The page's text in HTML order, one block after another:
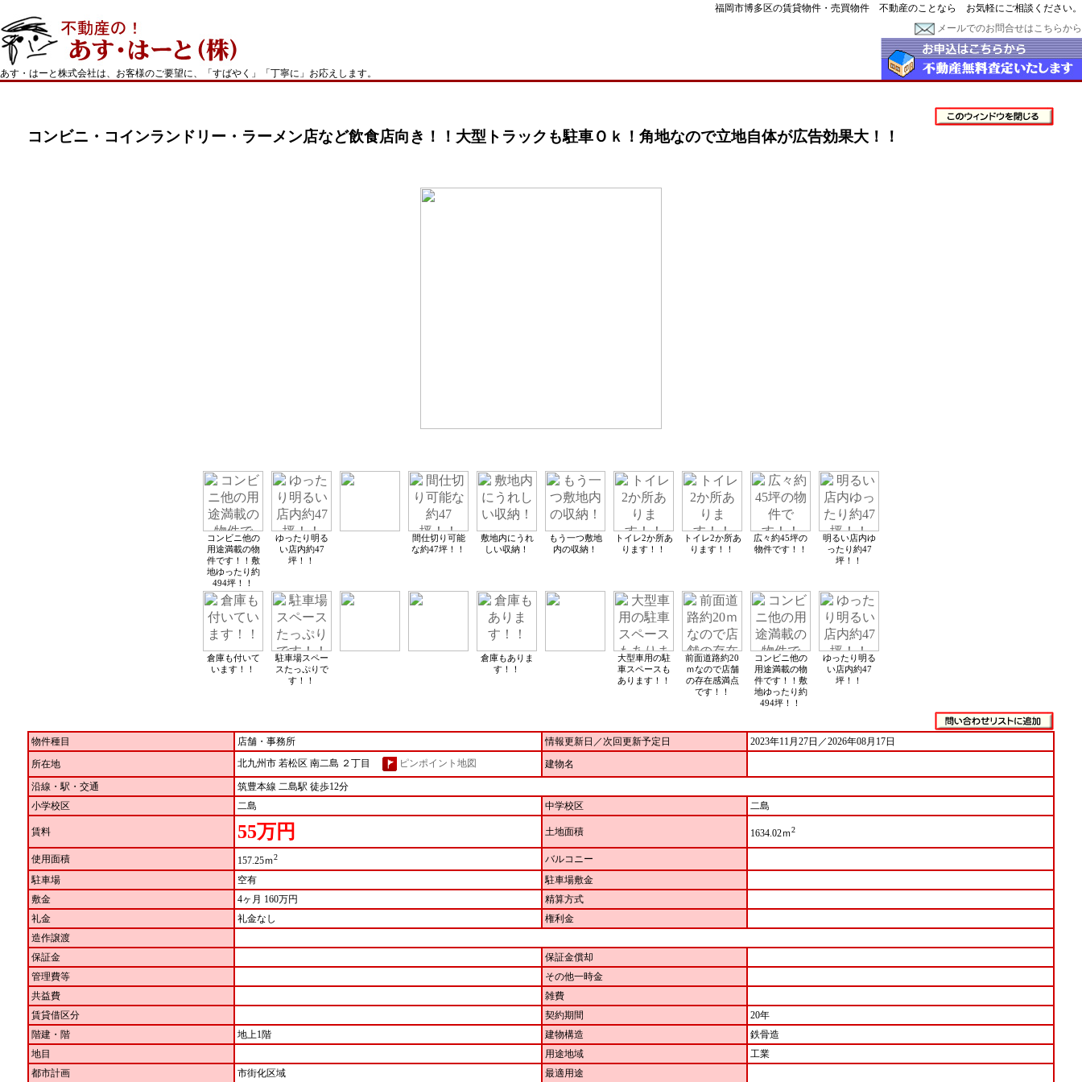
福岡市博多区の賃貸物件・売買物件 不動産のことなら お気軽にご相談ください。
あす・はーと株式会社は、お客様のご要望に、「すばやく」「丁寧に」お応えします。
メールでのお問合せはこちらから
コンビニ・コインランドリー・ラーメン店など飲食店向き！！大型トラックも駐車Ｏｋ！角地なので立地自体が広告効果大！！
コンビニ他の
用途満載の物
件です！！敷
地ゆったり約
494坪！！
ゆったり明る
い店内約47
坪！！
間仕切り可能
な約47坪！！
敷地内にうれ
しい収納！
もう一つ敷地
内の収納！
トイレ2か所あ
ります！！
トイレ2か所あ
ります！！
広々約45坪の
物件です！！
明るい店内ゆ
ったり約47
坪！！
倉庫も付いて
います！！
駐車場スペー
スたっぷりで
す！！
倉庫もありま
す！！
大型車用の駐
車スペースも
あります！！
前面道路約20
ｍなので店舗
の存在感満点
です！！
コンビニ他の
用途満載の物
件です！！敷
地ゆったり約
494坪！！
ゆったり明る
い店内約47
坪！！
物件種目 店舗・事務所 情報更新日／次回更新予定日
2023年11月27日／2026年08月17日
所在地
北九州市 若松区 南二島 ２丁目 ピンポイント地図
建物名
沿線・駅・交通
筑豊本線 二島駅 徒歩12分
小学校区
二島 中学校区 二島
賃料 55万円 土地面積 1634.02ｍ2
使用面積 157.25ｍ2
バルコニー
駐車場
空有
駐車場敷金
敷金
4ヶ月 160万円
精算方式
礼金
礼金なし
権利金
造作譲渡
保証金
保証金償却
管理費等
その他一時金
共益費
雑費
賃貸借区分
契約期間
20年
階建・階
地上1階 建物構造
鉄骨造
地目
用途地域
工業
都市計画
市街化区域 最適用途